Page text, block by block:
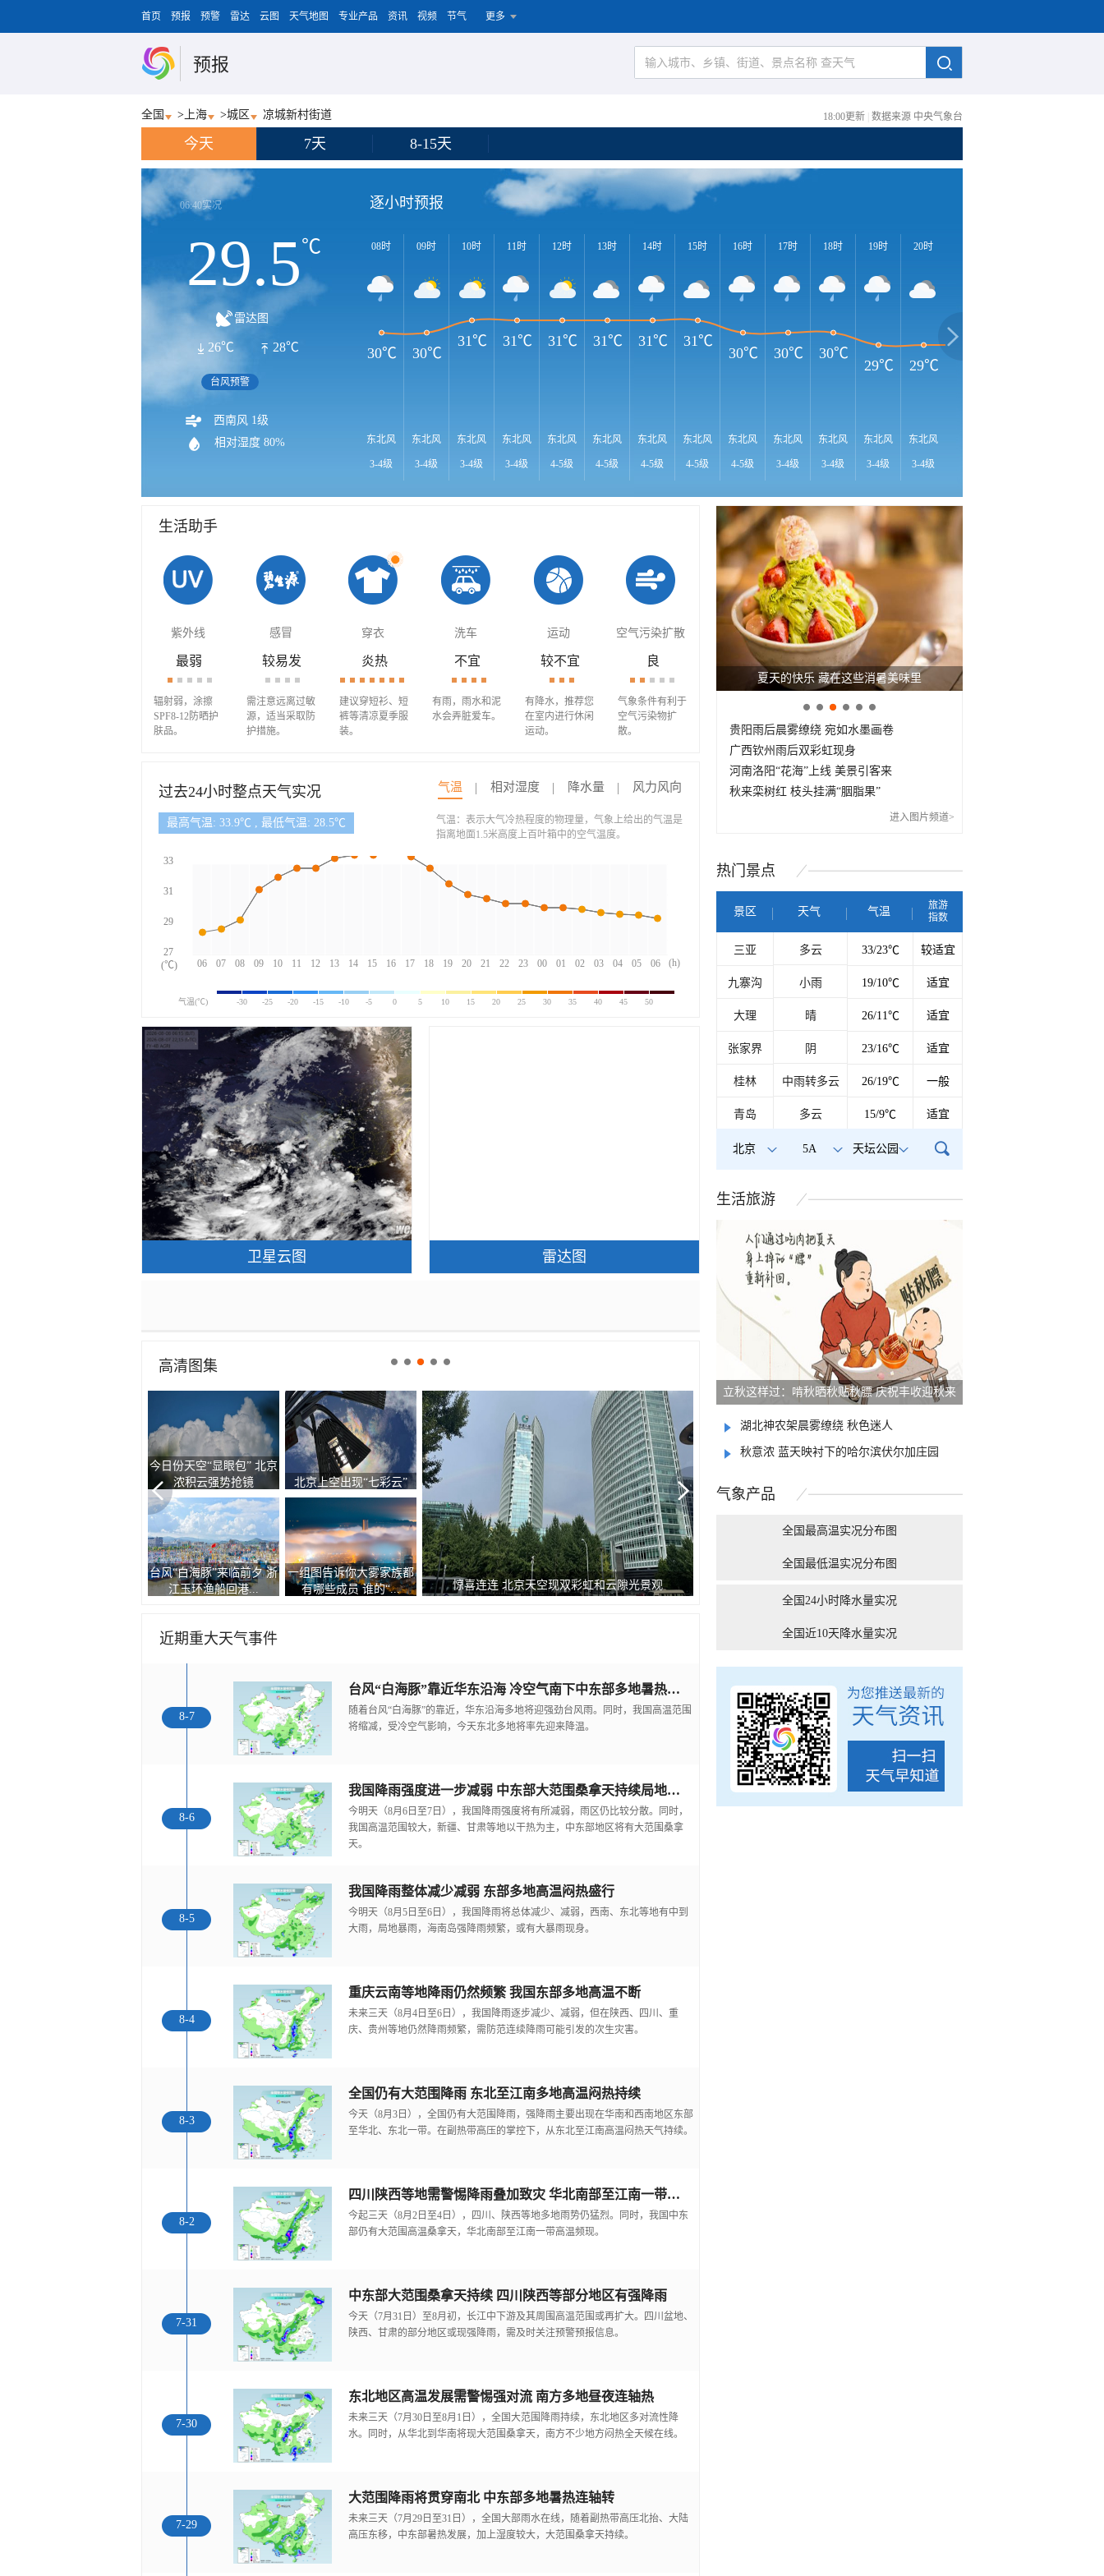
首页 预报 预警 雷达 云图 天气地图 专业产品 资讯 视频 节气 更多
预报
全国 > 上海 >城区 18:00更新 数据来源 中央气象台
凉城新村街道
今天 7天 8-15天
06:40实况
29.5℃
雷达图
28℃
26℃
台风预警
西南风 1级
相对湿度 80%
逐小时预报
08时
东北风
3-4级
09时
东北风
3-4级
10时
东北风
3-4级
11时
东北风
3-4级
12时
东北风
4-5级
13时
东北风
4-5级
14时
东北风
4-5级
15时
东北风
4-5级
16时
东北风
4-5级
17时
东北风
3-4级
18时
东北风
3-4级
19时
东北风
3-4级
20时
东北风
3-4级
30℃ 30℃
31℃ 31℃ 31℃ 31℃ 31℃ 31℃
30℃ 30℃ 30℃
29℃ 29℃
生活助手
紫外线 感冒 穿衣 洗车 运动 空气污染扩散
最弱
辐射弱，涂擦
SPF8-12防晒护
肤品。
较易发
需注意远离过敏
源，适当采取防
护措施。
炎热
建议穿短衫、短
裤等清凉夏季服
装。
不宜
有雨，雨水和泥
水会弄脏爱车。
较不宜
有降水，推荐您
在室内进行休闲
运动。
良
气象条件有利于
空气污染物扩
散。
过去24小时整点天气实况 气温 相对湿度 降水量 风力风向
最高气温: 33.9℃ , 最低气温: 28.5℃
06 07 08 09 10 11 12 13 14 15 16 17 18 19 20 21 22 23 00 01 02 03 04 05 06
33
31
29
27
(h)
(℃)
气温：表示大气冷热程度的物理量，气象上给出的气温是
指离地面1.5米高度上百叶箱中的空气温度。
气温(℃) -30 -25 -20 -15 -10 -5 0 5 10 15 20 25 30 35 40 45 50
卫星云图 雷达图
高清图集
今日份天空“显眼包” 北京
浓积云强势抢镜
北京上空出现“七彩云”
台风“白海豚”来临前夕 浙
江玉环渔船回港...
一组图告诉你大雾家族都
有哪些成员 谁的“...
惊喜连连 北京天空现双彩虹和云隙光景观
台风“白海豚”逼近 游客从
有种冷叫嗷嗷冷！9张图
近期重大天气事件
8-7
台风“白海豚”靠近华东沿海 冷空气南下中东部多地暑热缓解
随着台风“白海豚”的靠近，华东沿海多地将迎强劲台风雨。同时，我国高温范围
将缩减，受冷空气影响，今天东北多地将率先迎来降温。
8-6
我国降雨强度进一步减弱 中东部大范围桑拿天持续局地可超38℃
今明天（8月6日至7日），我国降雨强度将有所减弱，雨区仍比较分散。同时，
我国高温范围较大，新疆、甘肃等地以干热为主，中东部地区将有大范围桑拿
天。
8-5
我国降雨整体减少减弱 东部多地高温闷热盛行
今明天（8月5日至6日），我国降雨将总体减少、减弱，西南、东北等地有中到
大雨，局地暴雨，海南岛强降雨频繁，或有大暴雨现身。
8-4
重庆云南等地降雨仍然频繁 我国东部多地高温不断
未来三天（8月4日至6日），我国降雨逐步减少、减弱，但在陕西、四川、重
庆、贵州等地仍然降雨频繁，需防范连续降雨可能引发的次生灾害。
8-3
全国仍有大范围降雨 东北至江南多地高温闷热持续
今天（8月3日），全国仍有大范围降雨，强降雨主要出现在华南和西南地区东部
至华北、东北一带。在副热带高压的掌控下，从东北至江南高温闷热天气持续。
8-2
四川陕西等地需警惕降雨叠加致灾 华北南部至江南一带高温频现
今起三天（8月2日至4日），四川、陕西等地多地雨势仍猛烈。同时，我国中东
部仍有大范围高温桑拿天，华北南部至江南一带高温频现。
7-31
中东部大范围桑拿天持续 四川陕西等部分地区有强降雨
今天（7月31日）至8月初，长江中下游及其周围高温范围或再扩大。四川盆地、
陕西、甘肃的部分地区或现强降雨，需及时关注预警预报信息。
7-30
东北地区高温发展需警惕强对流 南方多地昼夜连轴热
未来三天（7月30日至8月1日），全国大范围降雨持续，东北地区多对流性降
水。同时，从华北到华南将现大范围桑拿天，南方不少地方闷热全天候在线。
7-29
大范围降雨将贯穿南北 中东部多地暑热连轴转
未来三天（7月29日至31日），全国大部雨水在线，随着副热带高压北抬、大陆
高压东移，中东部暑热发展，加上湿度较大，大范围桑拿天持续。
夏天的快乐 藏在这些消暑美味里
贵阳雨后晨雾缭绕 宛如水墨画卷
广西钦州雨后双彩虹现身
河南洛阳“花海”上线 美景引客来
秋来栾树红 枝头挂满“胭脂果”
进入图片频道>
热门 景点
景区 天气 气温
旅游
指数
三亚 多云 33/23℃ 较适宜
九寨沟 小雨 19/10℃ 适宜
大理 晴 26/11℃ 适宜
张家界 阴 23/16℃ 适宜
桂林 中雨转多云 26/19℃ 一般
青岛 多云 15/9℃ 适宜
北京 5A 天坛公园
生活旅游
立秋这样过：啃秋晒秋贴秋膘 庆祝丰收迎秋来
湖北神农架晨雾缭绕 秋色迷人
秋意浓 蓝天映衬下的哈尔滨伏尔加庄园
气象产品
全国最高温实况分布图
全国最低温实况分布图
全国24小时降水量实况
全国近10天降水量实况